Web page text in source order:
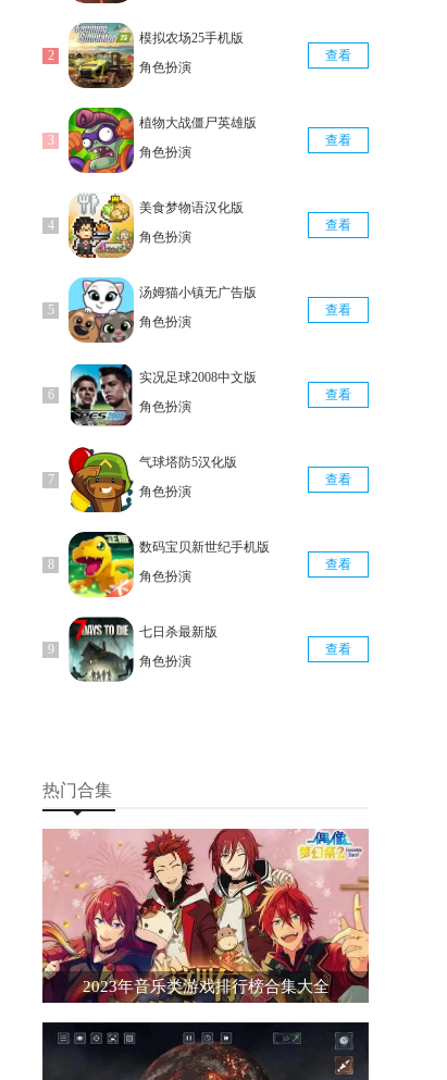
模拟农场25手机版
角色扮演
查看
植物大战僵尸英雄版
角色扮演
查看
美食梦物语汉化版
角色扮演
查看
汤姆猫小镇无广告版
角色扮演
查看
实况足球2008中文版
角色扮演
查看
气球塔防5汉化版
角色扮演
查看
数码宝贝新世纪手机版
角色扮演
查看
七日杀最新版
角色扮演
查看
热门合集
2023年音乐类游戏排行榜合集大全